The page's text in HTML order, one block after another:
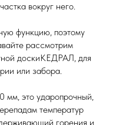
вокруг него.
функцию, поэтому
рассмотрим
доскиКЕДРАЛ, для
или забора.
мм, это ударопрочный,
температур
горения и